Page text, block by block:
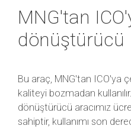
MNG'tan
dönüştürücü
Bu araç, MNG'tan ICO'ya
kaliteyi bozmadan
dönüştürücü aracımız
sahiptir, kullanımı son